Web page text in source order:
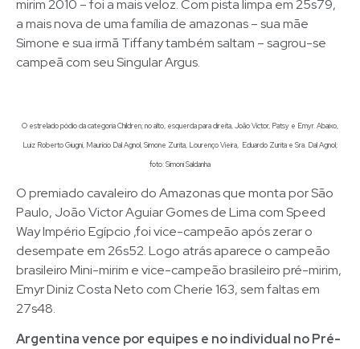
mirim 2010 – foi a mais veloz. Com pista limpa em 25s79,
a mais nova de uma família de amazonas – sua mãe
Simone e sua irmã Tiffany também saltam – sagrou-se
campeã com seu Singular Argus.
O estrelado pódio da categoria Children; no alto, esquerda para direita, João Victor, Patsy e Emyr. Abaixo,
Luiz Roberto Giugni, Maurício Dal Agnol, Simone Zurita, Lourenço Vieira, Eduardo Zurita e Sra. Dal Agnol;
foto: Simoni Saldanha
O premiado cavaleiro do Amazonas que monta por São
Paulo, João Victor Aguiar Gomes de Lima com Speed
Way Império Egípcio ,foi vice-campeão após zerar o
desempate em 26s52. Logo atrás aparece o campeão
brasileiro Mini-mirim e vice-campeão brasileiro pré-mirim,
Emyr Diniz Costa Neto com Cherie 163, sem faltas em
27s48.
Argentina vence por equipes e no individual no Pré-